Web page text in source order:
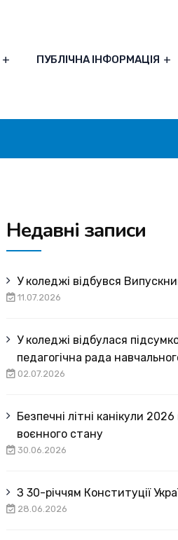
ПУБЛІЧНА ІНФОРМАЦІЯ
Недавні записи
У коледжі відбувся
11.07.2026
У коледжі відбулася
педагогічна рада
02.07.2026
Безпечні літні канікули
воєнного стану
30.06.2026
З 30-річчям Конституції
28.06.2026